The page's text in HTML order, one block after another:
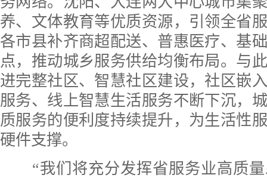
养、文体教育等优质资源，引领全省
各市县补齐商超配送、普惠医疗、基
点，推动城乡服务供给均衡布局。与
进完整社区、智慧社区建设，社区嵌
服务、线上智慧生活服务不断下沉，
质服务的便利度持续提升，为生活性
硬件支撑。
“我们将充分发挥省服务业高质量